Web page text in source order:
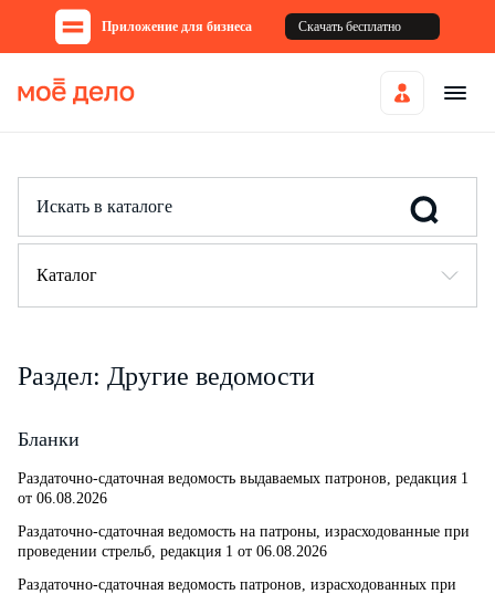
Приложение для бизнеса Скачать бесплатно
Каталог
Раздел: Другие ведомости
Бланки
Раздаточно-сдаточная ведомость выдаваемых патронов, редакция 1
от 06.08.2026
Раздаточно-сдаточная ведомость на патроны, израсходованные при
проведении стрельб, редакция 1 от 06.08.2026
Раздаточно-сдаточная ведомость патронов, израсходованных при